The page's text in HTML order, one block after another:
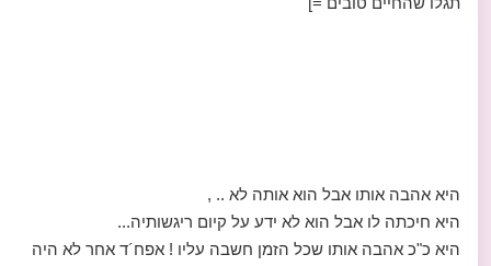
היא אהבה אותו אבל הוא אותה לא .. ,
היא חיכתה לו אבל הוא לא ידע על קיום ריגשותיה...
היא כ"כ אהבה אותו שכל הזמן חשבה עליו ! אפח´ד אחר לא היה